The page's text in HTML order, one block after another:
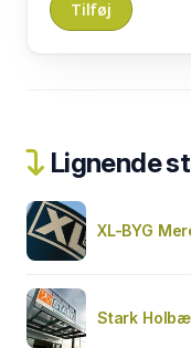
Lignende
XL-BYG
Stark